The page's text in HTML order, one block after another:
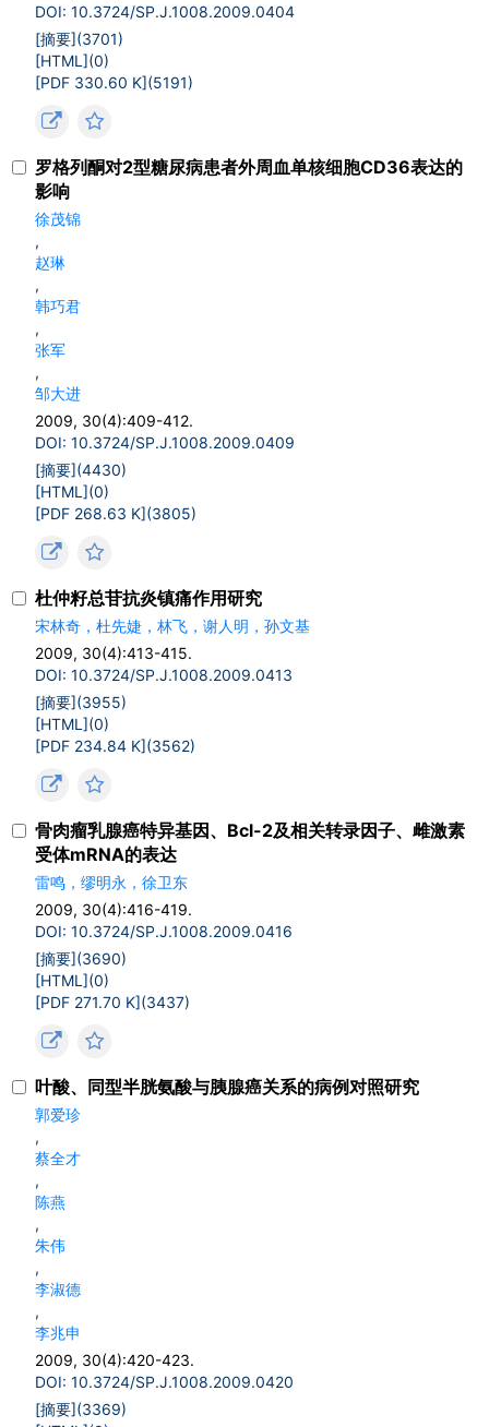
DOI: 10.3724/SP.J.1008.2009.0404
[摘要](3701)
[HTML](0)
[PDF 330.60 K](5191)
罗格列酮对2型糖尿病患者外周血单核细胞CD36表达的
影响
徐茂锦
,
赵琳
,
韩巧君
,
张军
,
邹大进
2009, 30(4):409-412.
DOI: 10.3724/SP.J.1008.2009.0409
[摘要](4430)
[HTML](0)
[PDF 268.63 K](3805)
杜仲籽总苷抗炎镇痛作用研究
宋林奇，杜先婕，林飞，谢人明，孙文基
2009, 30(4):413-415.
DOI: 10.3724/SP.J.1008.2009.0413
[摘要](3955)
[HTML](0)
[PDF 234.84 K](3562)
骨肉瘤乳腺癌特异基因、Bcl-2及相关转录因子、雌激素
受体mRNA的表达
雷鸣，缪明永，徐卫东
2009, 30(4):416-419.
DOI: 10.3724/SP.J.1008.2009.0416
[摘要](3690)
[HTML](0)
[PDF 271.70 K](3437)
叶酸、同型半胱氨酸与胰腺癌关系的病例对照研究
郭爱珍
,
蔡全才
,
陈燕
,
朱伟
,
李淑德
,
李兆申
2009, 30(4):420-423.
DOI: 10.3724/SP.J.1008.2009.0420
[摘要](3369)